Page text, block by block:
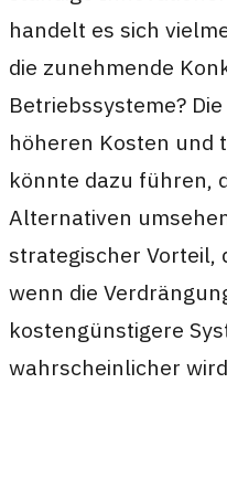
handelt es sich
die zunehmende
Betriebssysteme?
höheren Kosten und
könnte dazu führen,
Alternativen
strategischer Vorteil,
wenn die
kostengünstigere
wahrscheinlicher